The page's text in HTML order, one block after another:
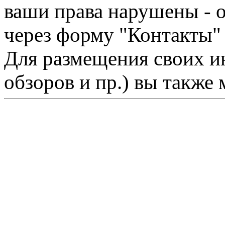
ваши права нарушены -
через форму "Контакты"
Для размещения своих
обзоров и пр.) вы также